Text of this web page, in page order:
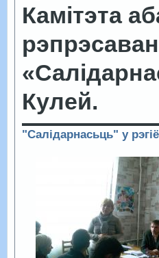
Камітэта
Кулей.
"Салідарнасьць" у